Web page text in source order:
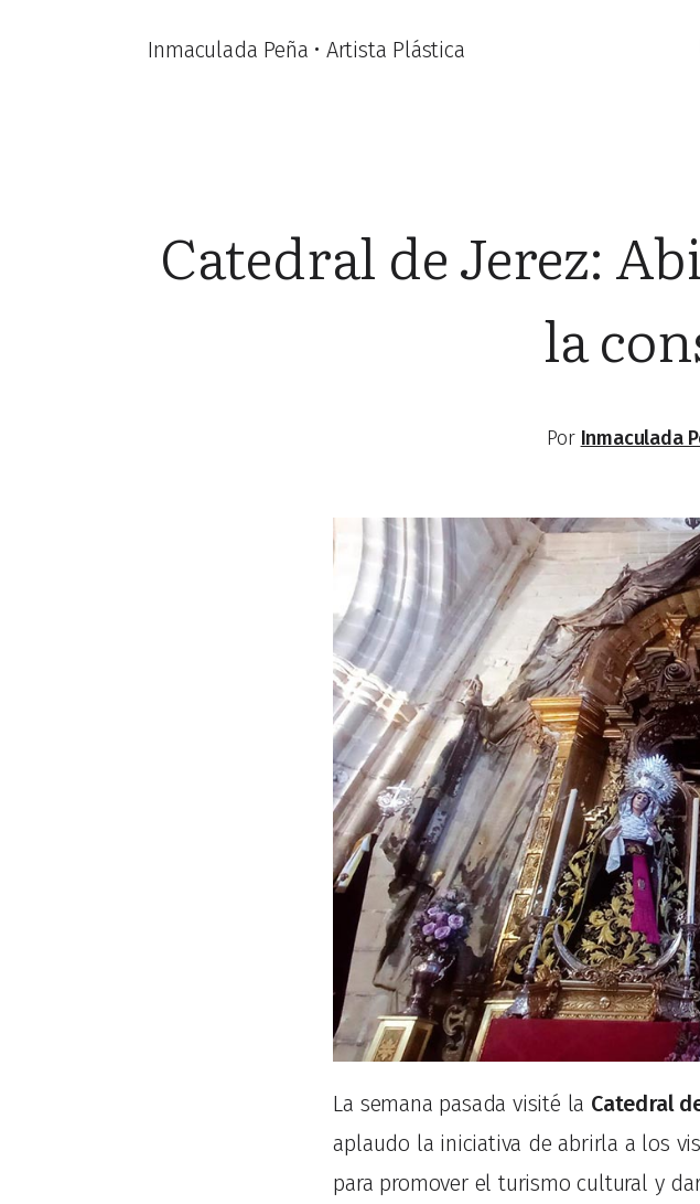
Inmaculada Peña • Artista Plástica
Catedral de Jerez:
la
Por Inmaculada
La semana pasada visité la Catedral
aplaudo la iniciativa de abrirla a los
para promover el turismo cultural y